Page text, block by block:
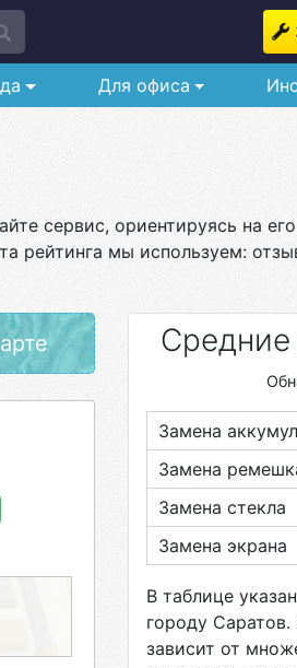
Для офиса
сервис, ориентируясь на
рейтинга мы используем:
Замена
Замена
Замена стекла
Замена экрана
В таблице
городу Саратов.
зависит от